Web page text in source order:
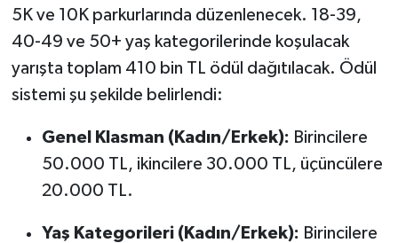
5K ve 10K parkurlarında düzenlenecek. 18-39,
40-49 ve 50+ yaş kategorilerinde koşulacak
yarışta toplam 410 bin TL ödül dağıtılacak. Ödül
sistemi şu şekilde belirlendi:
Genel Klasman (Kadın/Erkek): Birincilere
50.000 TL, ikincilere 30.000 TL, üçüncülere
20.000 TL.
Yaş Kategorileri (Kadın/Erkek): Birincilere